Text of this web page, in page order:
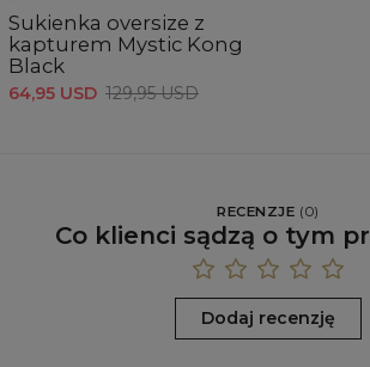
Sukienka oversize z
kapturem Mystic Kong
Black
64,95 USD 129,95 USD
RECENZJE (0)
Co klienci sądzą o tym
Dodaj recenzję